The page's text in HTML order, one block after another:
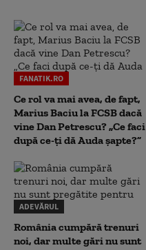
FANATIK.RO
Ce rol va mai avea, de fapt,
Marius Baciu la FCSB dacă
vine Dan Petrescu? „Ce faci
după ce-ți dă Auda șapte?”
ADEVĂRUL
România cumpără trenuri
noi, dar multe gări nu sunt